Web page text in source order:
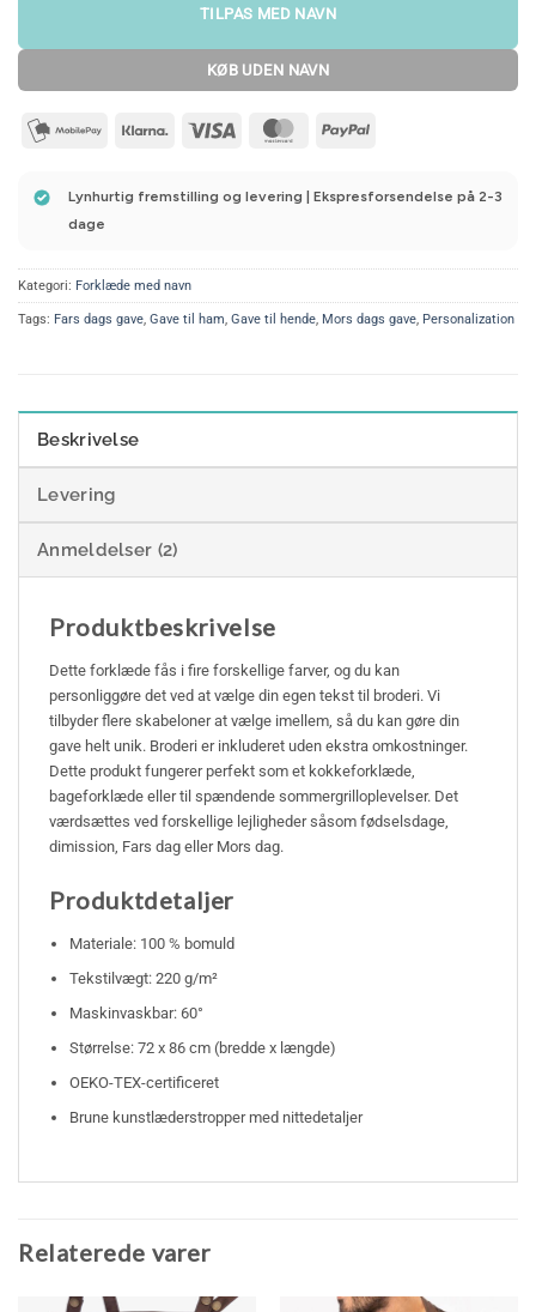
TILPAS MED NAVN
KØB UDEN NAVN
mobilepay2 Klarna Visa MasterCardPayPal
Lynhurtig fremstilling og levering | Ekspresforsendelse på 2-3
dage
Kategori: Forklæde med navn
Tags: Fars dags gave, Gave til ham, Gave til hende, Mors dags gave, Personalization
Beskrivelse
Levering
Anmeldelser (2)
Produktbeskrivelse
Dette forklæde fås i fire forskellige farver, og du kan
personliggøre det ved at vælge din egen tekst til broderi. Vi
tilbyder flere skabeloner at vælge imellem, så du kan gøre din
gave helt unik. Broderi er inkluderet uden ekstra omkostninger.
Dette produkt fungerer perfekt som et kokkeforklæde,
bageforklæde eller til spændende sommergrilloplevelser. Det
værdsættes ved forskellige lejligheder såsom fødselsdage,
dimission, Fars dag eller Mors dag.
Produktdetaljer
Materiale: 100 % bomuld
Tekstilvægt: 220 g/m²
Maskinvaskbar: 60°
Størrelse: 72 x 86 cm (bredde x længde)
OEKO-TEX-certificeret
Brune kunstlæderstropper med nittedetaljer
Relaterede varer